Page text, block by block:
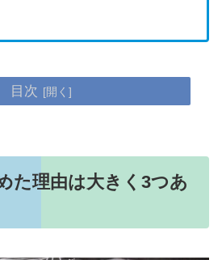
目次
た理由は大きく3つあ